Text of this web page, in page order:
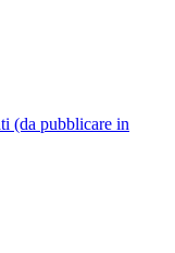
(da pubblicare in